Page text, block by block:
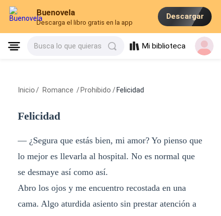
Buenovela
Descarga el libro gratis en la app
Descargar
Busca lo que quieras Mi biblioteca
Inicio / Romance / Prohibido / Felicidad
Felicidad
— ¿Segura que estás bien, mi amor? Yo pienso que
lo mejor es llevarla al hospital. No es normal que
se desmaye así como así.
Abro los ojos y me encuentro recostada en una
cama. Algo aturdida asiento sin prestar atención a